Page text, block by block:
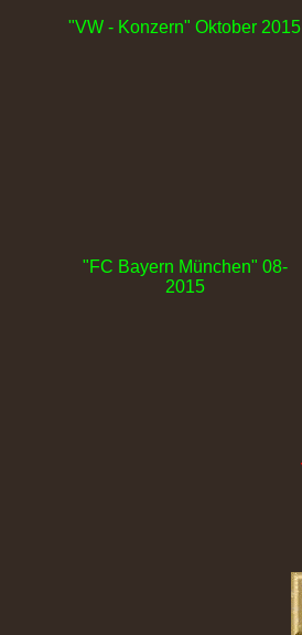
"VW - Konzern" Oktober 2015
"FC Bayern München" 08-
2015